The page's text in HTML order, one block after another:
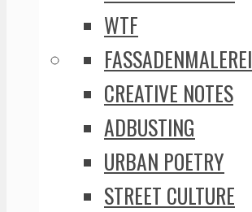
WTF
FASSADENMALEREI
CREATIVE NOTES
ADBUSTING
URBAN POETRY
STREET CULTURE